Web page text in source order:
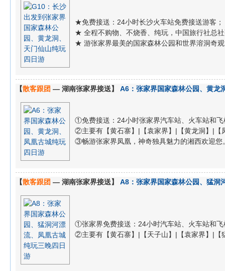
★免费接送：24小时长沙火车站免费接送游客；
★ 全程不购物、不烧香、纯玩，中国旅行社总
★ 游张家界最美的国家森林公园和世界溶洞奇
【散客跟团 — 湖南张家界接送】 A6：张家界国家森林公园、黄龙
①免费接送：24小时张家界汽车站、火车站和飞
②主要有【黄石寨】|【袁家界】|【黄龙洞】|【
③畅游张家界凤凰，神奇独具魅力的湘西欢迎您
【散客跟团 — 湖南张家界接送】 A8：张家界国家森林公园、猛洞
①张家界免费接送：24小时汽车站、火车站和飞
②主要有【黄石寨】|【天子山】|【袁家界】|【